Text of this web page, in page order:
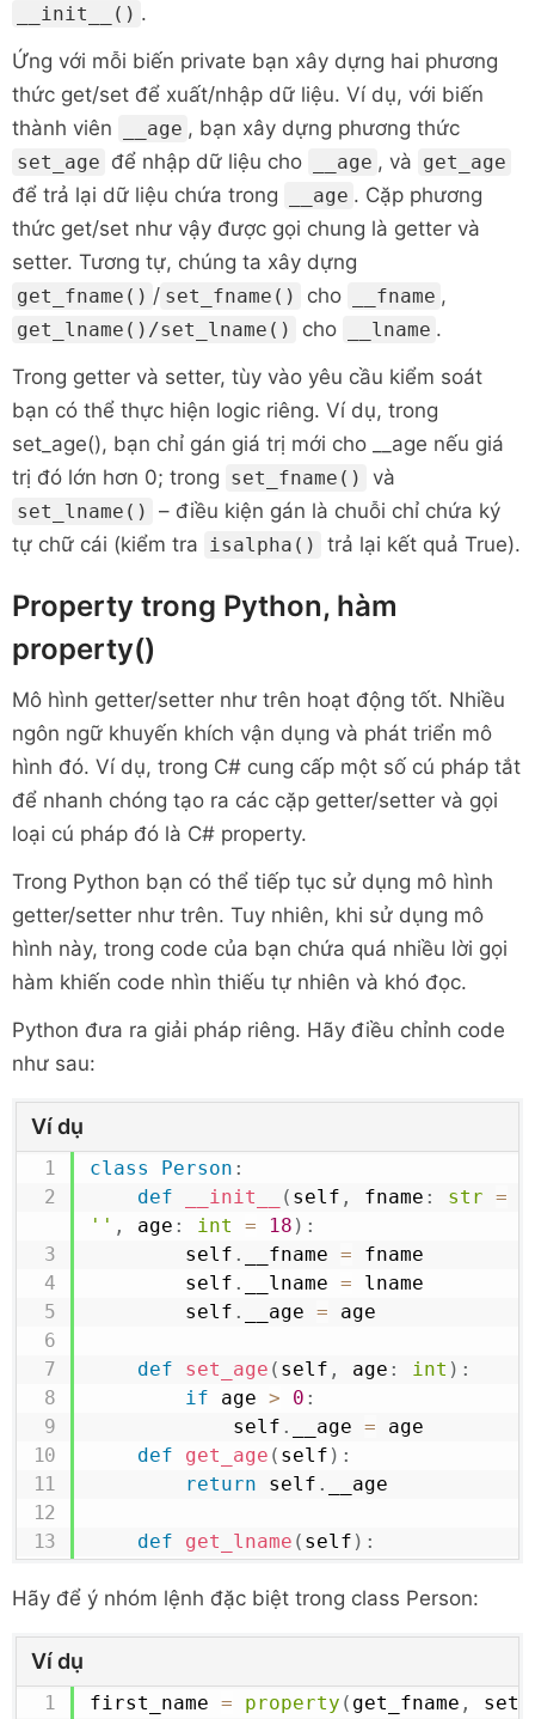
def get_name(self ):
return f'{self.__fname}
putin Person
)
putin.set_fname ('Putin')
putin.set_lname ('Vladimir'
putin . set_age(66)
print (putin.get_name(
__init__() .
Ứng với mỗi biến private bạn xây dựng hai phương
thức get/set để xuất/nhập dữ liệu. Ví dụ, với biến
thành viên
__age , bạn xây dựng phương thức
set_age để nhập dữ liệu cho __age , và get_age
để trả lại dữ liệu chứa trong __age . Cặp phương
thức get/set như vậy được gọi chung là getter và
setter. Tương tự, chúng ta xây dựng
get_fname() / set_fname() cho __fname ,
get_lname()/set_lname() cho __lname .
Trong getter và setter, tùy vào yêu cầu kiểm soát
bạn có thể thực hiện logic riêng. Ví dụ, trong
set_age(), bạn chỉ gán giá trị mới cho __age nếu giá
trị đó lớn hơn 0; trong set_fname() và
set_lname()
– điều kiện gán là chuỗi chỉ chứa ký
tự chữ cái (kiểm tra isalpha() trả lại kết quả True).
Property trong Python, hàm
property()
Mô hình getter/setter như trên hoạt động tốt. Nhiều
ngôn ngữ khuyến khích vận dụng và phát triển mô
hình đó. Ví dụ, trong C# cung cấp một số cú pháp tắt
để nhanh chóng tạo ra các cặp getter/setter và gọi
loại cú pháp đó là C# property.
Trong Python bạn có thể tiếp tục sử dụng mô hình
getter/setter như trên. Tuy nhiên, khi sử dụng mô
hình này, trong code của bạn chứa quá nhiều lời gọi
hàm khiến code nhìn thiếu tự nhiên và khó đọc.
Python đưa ra giải pháp riêng. Hãy điều chỉnh code
như sau:
Ví dụ
class Person :
def
__init__ ( self , fname : str =
'' , age : int = 18 ) :
        self
. __fname = fname
        self
. __lname = lname
        self
. __age = age
def set_age ( self , age : int ) :
if age > 0 :
            self
. __age = age
def
get_age ( self ) :
return self . __age
def get_lname ( self ) :
def set_lname (self , lname: str
def get_fname(self ):
Hãy để ý nhóm lệnh đặc biệt trong class Person:
Ví dụ
first_name = property ( get_fname ,